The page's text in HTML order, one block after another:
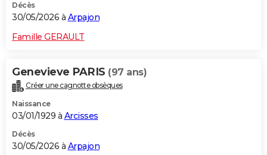
Décès
30/05/2026 à Arpajon
Famille GERAULT
Genevieve PARIS (97 ans)
Créer une cagnotte obsèques
Naissance
03/01/1929 à Arcisses
Décès
30/05/2026 à Arpajon